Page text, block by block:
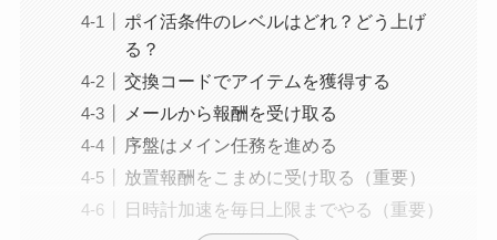
ポイ活条件のレベルはどれ？どう上げ
る？
交換コードでアイテムを獲得する
メールから報酬を受け取る
序盤はメイン任務を進める
放置報酬をこまめに受け取る（重要）
日時計加速を毎日上限までやる（重要）